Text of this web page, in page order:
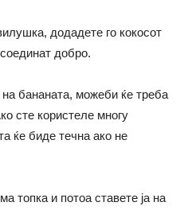
додадете го кокосот
добро.
бананата, можеби ќе треба
сте користеле многу
ќе биде течна ако не
топка и потоа ставете ја на